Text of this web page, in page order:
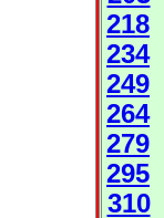
218
234
249
264
279
295
310